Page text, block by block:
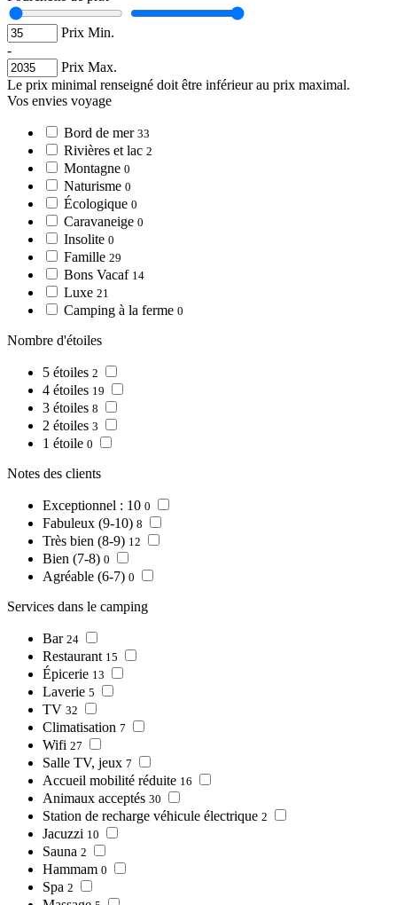
Prix Min.
-
Prix Max.
Le prix minimal renseigné doit être inférieur au prix maximal.
Vos envies voyage
Bord de mer 33
Rivières et lac 2
Montagne 0
Naturisme 0
Écologique 0
Caravaneige 0
Insolite 0
Famille 29
Bons Vacaf 14
Luxe 21
Camping à la ferme 0
Nombre d'étoiles
5 étoiles 2
4 étoiles 19
3 étoiles 8
2 étoiles 3
1 étoile 0
Notes des clients
Exceptionnel : 10 0
Fabuleux (9-10) 8
Très bien (8-9) 12
Bien (7-8) 0
Agréable (6-7) 0
Services dans le camping
Bar 24
Restaurant 15
Épicerie 13
Laverie 5
TV 32
Climatisation 7
Wifi 27
Salle TV, jeux 7
Accueil mobilité réduite 16
Animaux acceptés 30
Station de recharge véhicule électrique 2
Jacuzzi 10
Sauna 2
Hammam 0
Spa 2